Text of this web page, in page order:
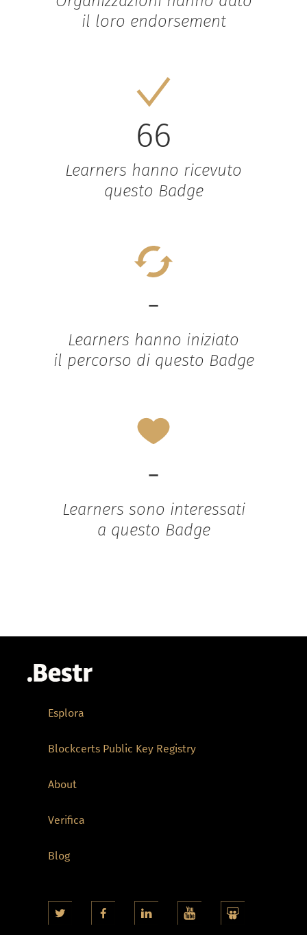
il loro endorsement
66
Learners hanno ricevuto
questo Badge
-
Learners hanno iniziato
il percorso di questo Badge
-
Learners sono interessati
a questo Badge
Esplora
Blockcerts Public Key Registry
About
Verifica
Blog